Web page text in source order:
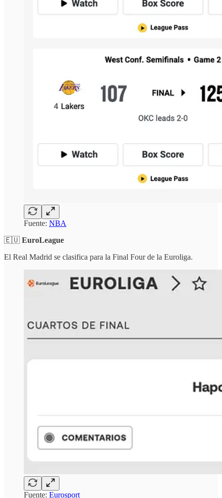
Fuente: NBA
🇪🇺 EuroLeague
El Real Madrid se clasifica para la Final Four de la Euroliga.
Fuente: Eurosport